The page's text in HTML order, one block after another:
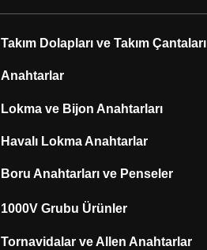
Takım Dolapları ve Takım Çantaları
Anahtarlar
Lokma ve Bijon Anahtarları
Havalı Lokma Anahtarlar
Boru Anahtarları ve Penseler
1000V Grubu Ürünler
Tornavidalar ve Allen Anahtarlar